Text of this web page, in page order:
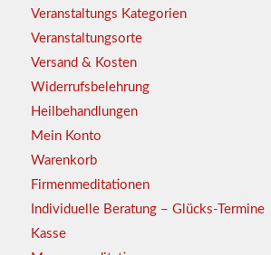
Veranstaltungs Kategorien
Veranstaltungsorte
Versand & Kosten
Widerrufsbelehrung
Heilbehandlungen
Mein Konto
Warenkorb
Firmenmeditationen
Individuelle Beratung – Glücks-Termine
Kasse